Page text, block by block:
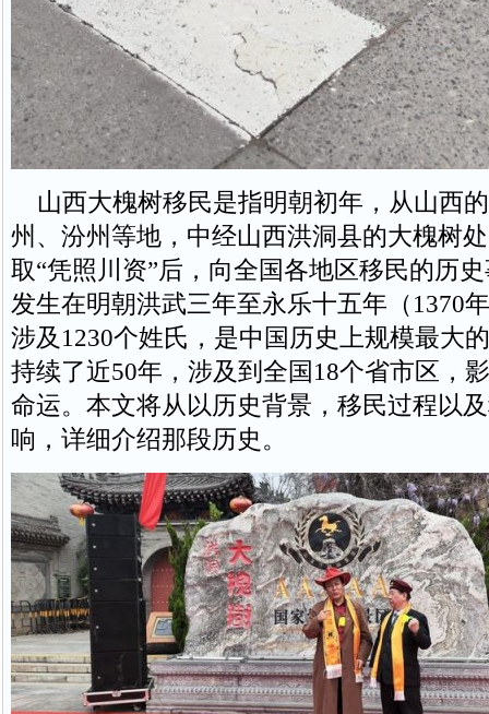
山西大槐树移民是指明朝初年，从山西
州、汾州等地，中经山西洪洞县的大槐树
取“凭照川资”后，向全国各地区移民的历
发生在明朝洪武三年至永乐十五年（1370
涉及1230个姓氏，是中国历史上规模最大
持续了近50年，涉及到全国18个省市区，
命运。本文将从以历史背景，移民过程以
响，详细介绍那段历史。